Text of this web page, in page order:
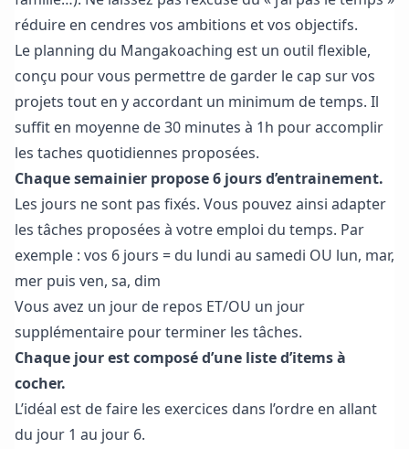
réduire en cendres vos ambitions etvos objectifs.
Le planning du Mangakoaching est un outil flexible,
conçu pour vous permettre de garder le cap sur vos
projets tout en y accordant un minimum de temps. Il
suffit en moyenne de 30 minutes à 1h pour accomplir
les taches quotidiennes proposées.
Chaque semainier propose 6 jours d’entrainement.
Les jours ne sont pas fixés. Vous pouvez ainsi adapter
les tâches proposées à votre emploi du temps. Par
exemple : vos 6 jours = du lundi au samedi OU lun, mar,
mer puis ven, sa, dim
Vous avez un jour de repos ET/OU un jour
supplémentaire pour terminer les tâches.
Chaque jour est composé d’une liste d’items à
cocher.
L’idéal est de faire les exercices dans l’ordre en allant
du jour 1 au jour 6.